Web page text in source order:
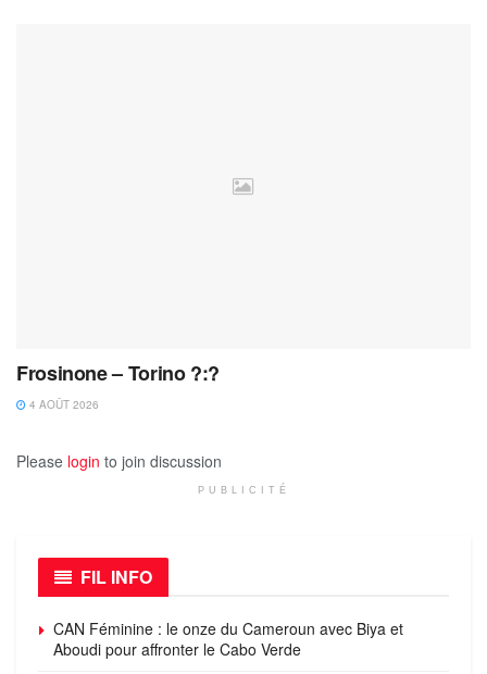
Frosinone – Torino ?:?
4 AOÛT 2026
Please login to join discussion
PUBLICITÉ
FIL INFO
CAN Féminine : le onze du Cameroun avec Biya et
Aboudi pour affronter le Cabo Verde